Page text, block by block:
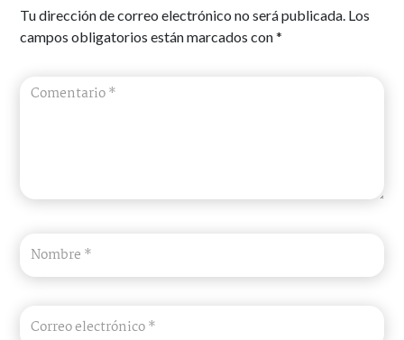
Tu dirección de correo electrónico no será publicada. Los
campos obligatorios están marcados con*